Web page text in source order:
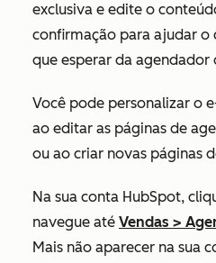
exclusiva e edite o
confirmação para ajudar o
que esperar da agendador
Você pode personalizar o
ao editar as páginas de
ou ao criar novas páginas
Na sua conta HubSpot,
navegue até Vendas >
Mais não aparecer na sua